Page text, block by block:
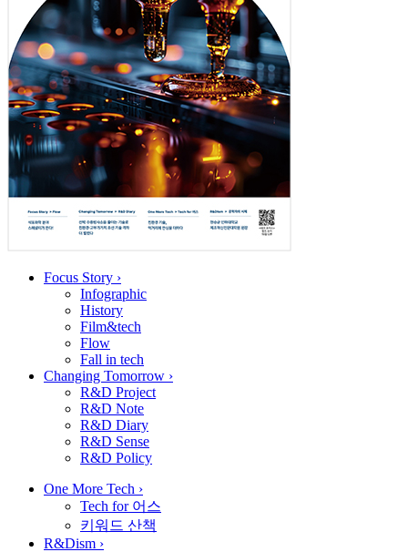
Focus Story ›
Infographic
History
Film&tech
Flow
Fall in tech
Changing Tomorrow ›
R&D Project
R&D Note
R&D Diary
R&D Sense
R&D Policy
One More Tech ›
Tech for 어스
키워드 산책
R&Dism ›